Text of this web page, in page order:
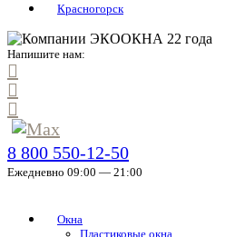
Красногорск
Напишите нам:
8 800 550-12-50
Ежедневно 09:00 — 21:00
Окна
Пластиковые окна